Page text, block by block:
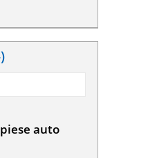
piese auto